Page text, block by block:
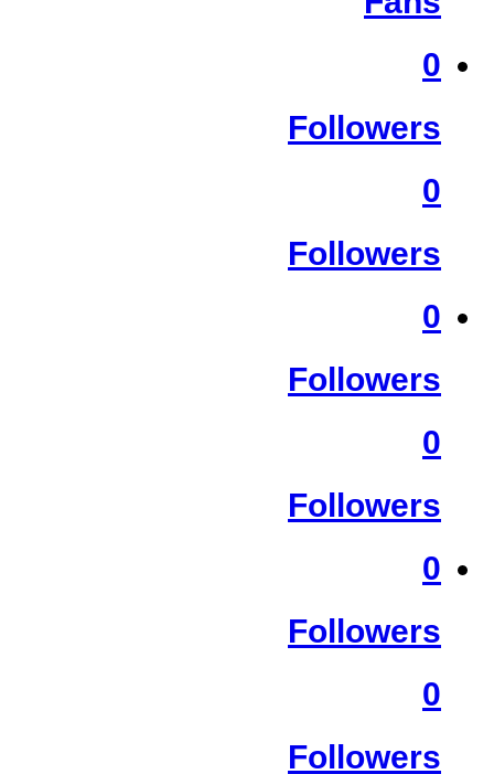
0
Followers
0
Followers
0
Followers
0
Followers
0
Followers
0
Followers